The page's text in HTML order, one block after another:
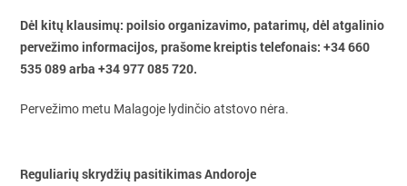
Dėl kitų klausimų: poilsio organizavimo, patarimų, dėl atgalinio
pervežimo informacijos, prašome kreiptis telefonais: +34 660
535 089 arba +34 977 085 720.
Pervežimo metu Malagoje lydinčio atstovo nėra.
Reguliarių skrydžių pasitikimas Andoroje